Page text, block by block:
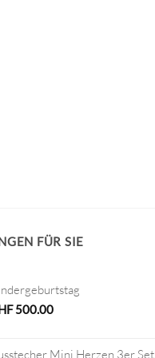
FÜR SIE
500.00
Mini Herzen 3er Set